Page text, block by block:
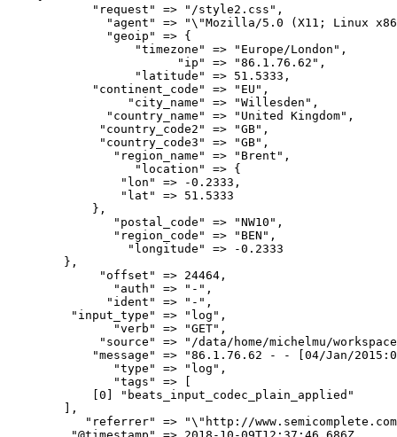
            "request" => "/style2.css",
"agent" => "\"Mozilla/5.0 (X11; Linux
              "geoip" => {
                  "timezone" => "Europe/London",
                        "ip" => "86.1.76.62",
                  "latitude" => 51.5333,
            "continent_code" => "EU",
                 "city_name" => "Willesden",
              "country_name" => "United Kingdom",
             "country_code2" => "GB",
             "country_code3" => "GB",
               "region_name" => "Brent",
                  "location" => {
                "lon" => -0.2333,
                "lat" => 51.5333
            },
               "postal_code" => "NW10",
               "region_code" => "BEN",
                 "longitude" => -0.2333
        },
             "offset" => 24464,
               "auth" => "-",
              "ident" => "-",
         "input_type" => "log",
               "verb" => "GET",
"source" => "/data/home/michelmu/
"message" => "86.1.76.62 - - [04/Jan/
               "type" => "log",
               "tags" => [
            [0] "beats_input_codec_plain_applied"
        ],
"referrer" => "\"http://